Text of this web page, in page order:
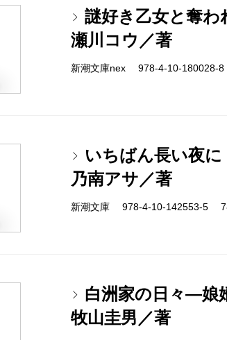
謎好き乙女と奪わ
瀬川コウ／著
新潮文庫nex 978-4-10-
いちばん長い夜に
乃南アサ／著
新潮文庫 978-4-10-142553-5
白洲家の日々―娘
牧山圭男／著